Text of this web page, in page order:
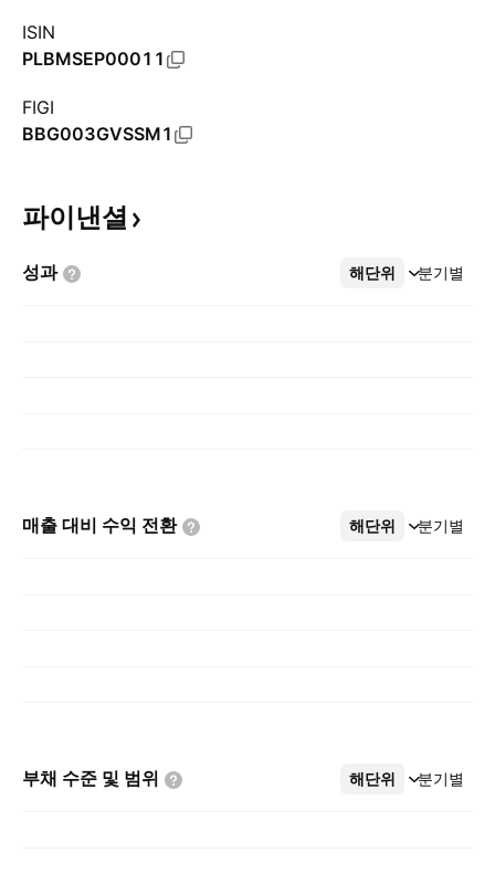
ISIN
PLBMSEP00011
FIGI
BBG003GVSSM1
파이낸셜
성과 해단위 분기별
더보기
매출 대비 수익 전환 해단위 분기별
더보기
부채 수준 및 범위 해단위 분기별
더보기